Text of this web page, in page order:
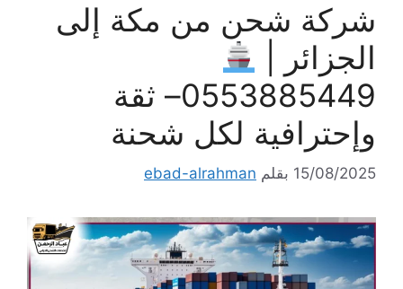
شركة شحن من مكة إلى
الجزائر |
0553885449– ثقة
وإحترافية لكل شحنة
15/08/2025 بقلم ebad-alrahman